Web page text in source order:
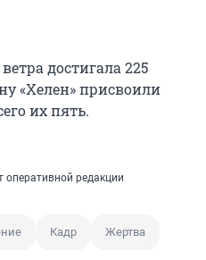
достигала 225
«Хелен» присвоили
их пять.
оперативной редакции
Кадр Жертва